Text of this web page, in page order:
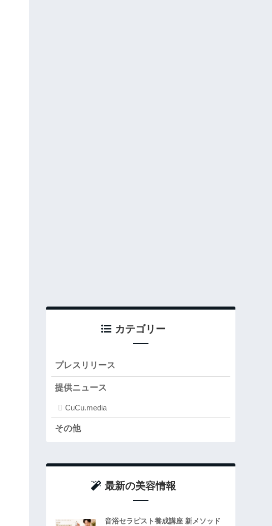
カテゴリー
プレスリリース
提供ニュース
CuCu.media
その他
最新の美容情報
音浴セラピスト養成講座 新メソッド